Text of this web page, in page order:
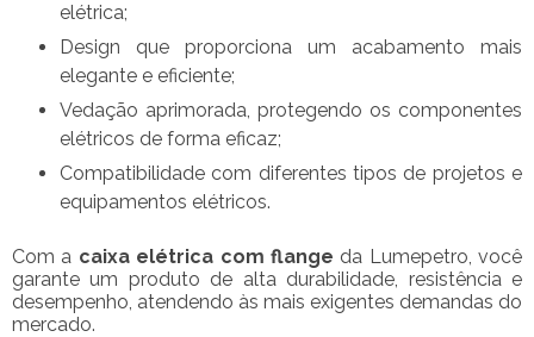
elétrica;
Design que proporciona um acabamento mais
elegante e eficiente;
Vedação aprimorada, protegendo os componentes
elétricos de forma eficaz;
Compatibilidade com diferentes tipos de projetos e
equipamentos elétricos.
Com a caixa elétrica com flange da Lumepetro, você
garante um produto de alta durabilidade, resistência e
desempenho, atendendo às mais exigentes demandas do
mercado.